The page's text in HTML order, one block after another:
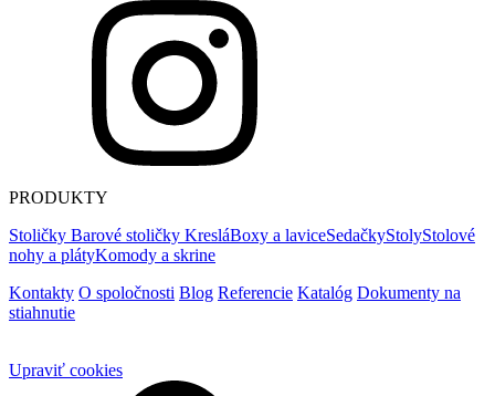
PRODUKTY
Stoličky Barové stoličky KresláBoxy a laviceSedačkyStolyStolové
nohy a plátyKomody a skrine
Kontakty O spoločnosti Blog Referencie Katalóg Dokumenty na
stiahnutie
Upraviť cookies